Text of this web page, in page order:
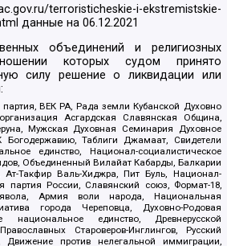
terroristicheskie-i-ekstremistskie-
данные на06.12.2021
объединений и религиозных
которых судом принято
силу решение о ликвидации или
ВЕК РА, Рада земли Кубанской Духовно
Асгардская Славянская Община,
Мужская Духовная Семинария Духовное
Богодержавию, Таблиги Джамаат, Свидетели
единство, Национал-социалистическое
Объединенный Вилайат Кабарды, Балкарии
Такфир Валь-Хиджра, Пит Буль, Национал-
партия России, Славянский союз, Формат-18,
Армия воли народа, Национальная
города Череповца, Духовно-Родовая
единство, Древнерусской
Староверов-Инглингов, Русский
Движение против нелегальной иммиграции,